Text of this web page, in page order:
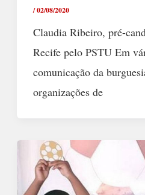
/02/08/2020
Claudia Ribeiro, pré-
Recife pelo PSTU Em
comunicação da
organizações de